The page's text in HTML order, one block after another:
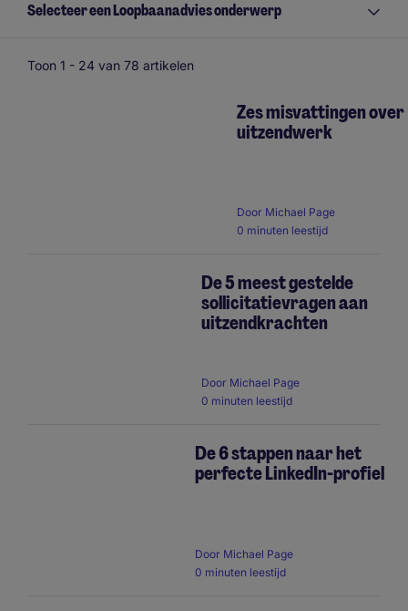
Selecteer een Loopbaanadvies onderwerp
Toon 1 - 24 van 78 artikelen
Zes misvattingen over
uitzendwerk
Door Michael Page
0 minuten leestijd
De 5 meest gestelde
sollicitatievragen aan
uitzendkrachten
Door Michael Page
0 minuten leestijd
De 6 stappen naar het
perfecte LinkedIn-profiel
Door Michael Page
0 minuten leestijd